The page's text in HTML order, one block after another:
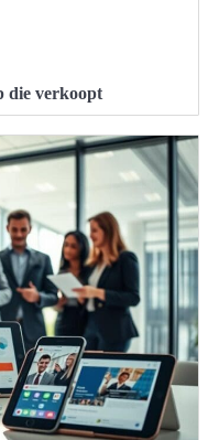
die verkoopt